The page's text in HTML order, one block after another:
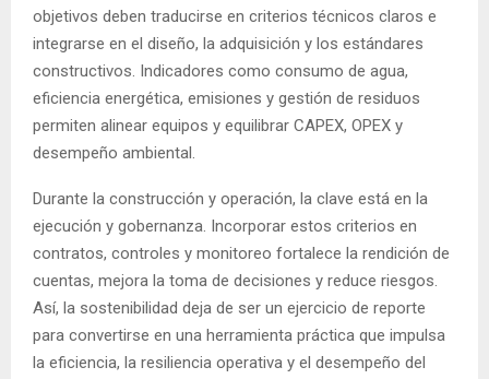
objetivos deben traducirse en criterios técnicos claros e
integrarse en el diseño, la adquisición y los estándares
constructivos. Indicadores como consumo de agua,
eficiencia energética, emisiones y gestión de residuos
permiten alinear equipos y equilibrar CAPEX, OPEX y
desempeño ambiental.
Durante la construcción y operación, la clave está en la
ejecución y gobernanza. Incorporar estos criterios en
contratos, controles y monitoreo fortalece la rendición de
cuentas, mejora la toma de decisiones y reduce riesgos.
Así, la sostenibilidad deja de ser un ejercicio de reporte
para convertirse en una herramienta práctica que impulsa
la eficiencia, la resiliencia operativa y el desempeño del